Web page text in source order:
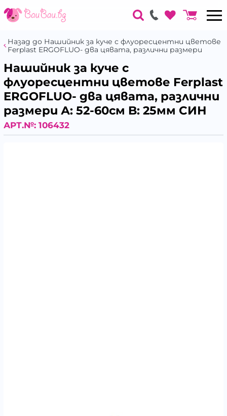
Назад до Нашийник за куче с флуоресцентни цветове
Ferplast ERGOFLUO- два цявата, различни размери
Нашийник за куче с
флуоресцентни цветове Ferplast
ERGOFLUO- два цявата, различни
размери А: 52-60см B: 25мм СИН
АРТ.№: 106432